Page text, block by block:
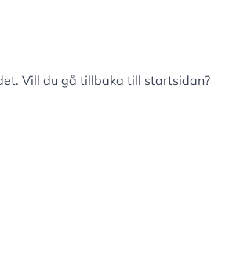
Vill du gå tillbaka till startsidan?